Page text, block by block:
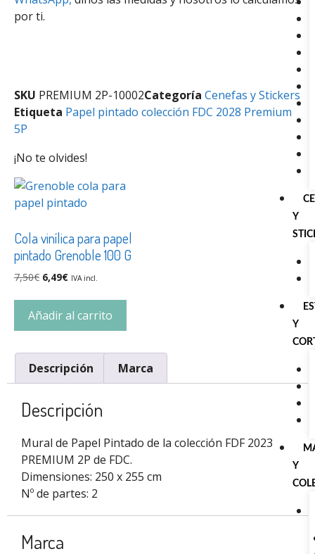
Y
Y
Y
por ti.
SKU PREMIUM 2P-10002Categoría Cenefas y Stickers
Etiqueta Papel pintado colección FDC 2028 Premium
5P
¡No te olvides!
Cola vinílica para papel
pintado Grenoble 100 G
7,50€ 6,49€ IVA incl.
Añadir al carrito
Descripción Marca
Descripción
Mural de Papel Pintado de la colección FDF 2023
PREMIUM 2P de FDC.
Dimensiones: 250 x 255 cm
Nº de partes: 2
Marca